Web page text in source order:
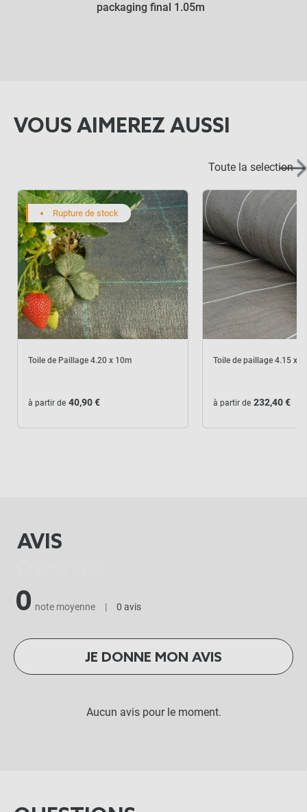
PANIER
packaging final 1.05m
VOUS AIMEREZ AUSSI
Toute la selection
Rupture de stock
Toile de Paillage 4.20 x 10m
à partir de 40,90 €
Toile de paillage 4.15 x
à partir de 232,40 €
AVIS
0 note moyenne | 0 avis
JE DONNE MON AVIS
Aucun avis pour le moment.